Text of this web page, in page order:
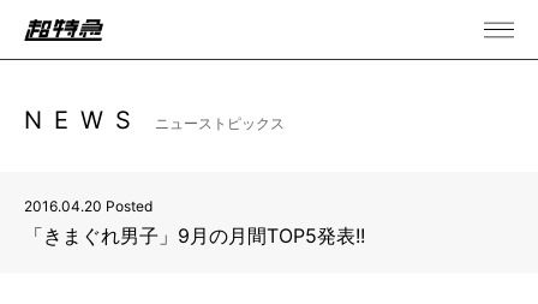
NEWS ニューストピックス
2016.04.20 Posted
「きまぐれ男子」9月の月間TOP5発表!!